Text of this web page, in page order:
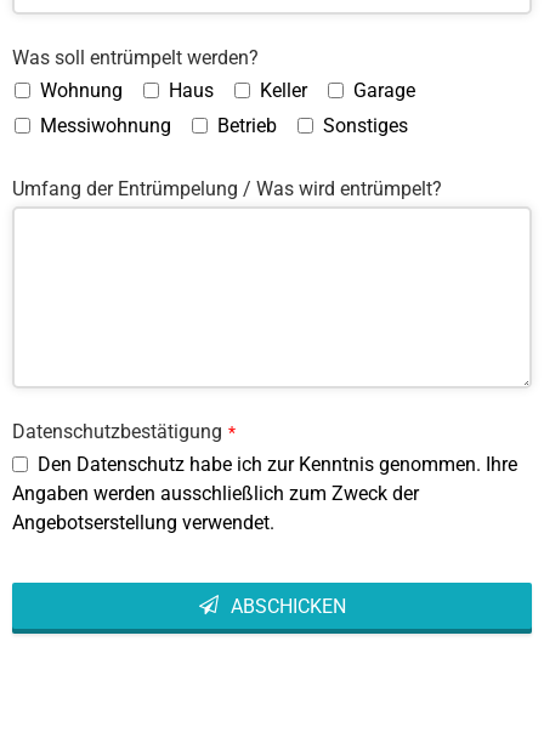
Was soll entrümpelt werden?
Wohnung
Haus Keller
Garage
Messiwohnung
Betrieb Sonstiges
Umfang der Entrümpelung / Was wird entrümpelt?
Datenschutzbestätigung *
Den Datenschutz habe ich zur Kenntnis genommen. Ihre
Angaben werden ausschließlich zum Zweck der
Angebotserstellung verwendet.
ABSCHICKEN